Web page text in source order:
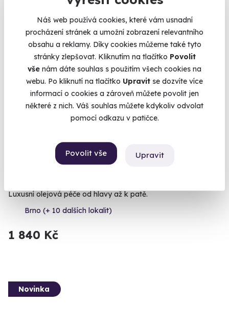
Náš web používá cookies, které vám usnadní
procházení stránek a umožní zobrazení relevantního
obsahu a reklamy. Díky cookies můžeme také tyto
stránky zlepšovat. Kliknutím na tlačítko Povolit
vše nám dáte souhlas s použitím všech cookies na
webu. Po kliknutí na tlačítko Upravit se dozvíte více
informací o cookies a zároveň můžete povolit jen
některé z nich. Váš souhlas můžete kdykoliv odvolat
pomocí odkazu v patičce.
Povolit vše Upravit
1 840 Kč
Luxusní olejová péče od hlavy až k patě.
Brno (+ 10 dalších lokalit)
1 840 Kč
Novinka